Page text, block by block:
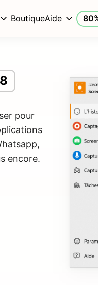
BoutiqueAide
pour
encore.